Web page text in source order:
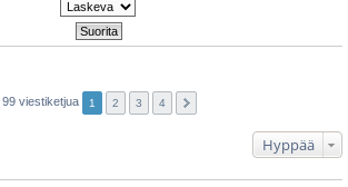
99 viestiketjua 1 2 3 4
Hyppää